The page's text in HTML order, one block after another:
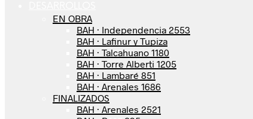
EN OBRA
BAH · Independencia 2553
BAH · Lafinur y Tupiza
BAH · Talcahuano 1180
BAH · Torre Alberti 1205
BAH · Lambaré 851
BAH · Arenales 1686
FINALIZADOS
BAH · Arenales 2521